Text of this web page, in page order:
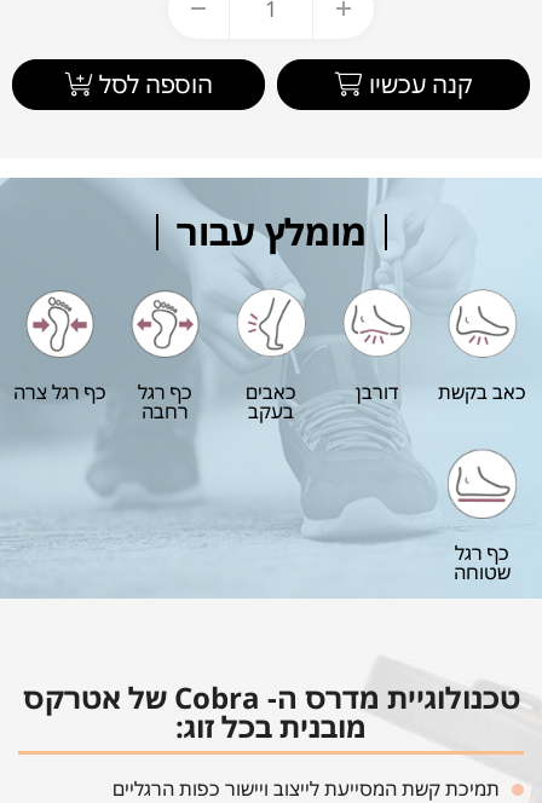
קנה עכשיו הוספה לסל
מומלץ עבור
כאב בקשת דורבן כאבים
בעקב
כף רגל
רחבה
כף רגל צרה
כף רגל
שטוחה
טכנולוגיית מדרס ה- Cobra של אטרקס
מובנית בכל זוג:
תמיכת קשת המסייעת לייצוב ויישור כפות הרגליים